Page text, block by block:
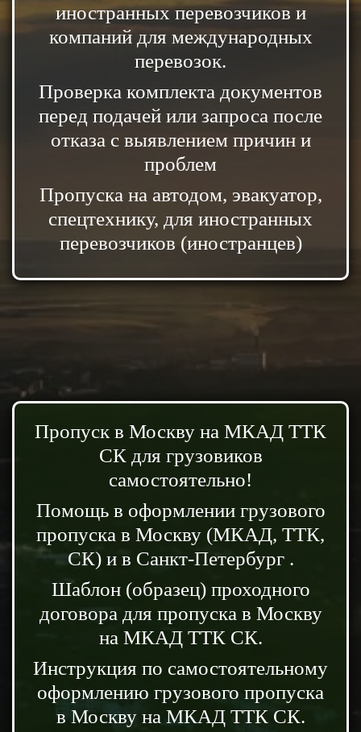
иностранных перевозчиков и
компаний для международных
перевозок.
Проверка комплекта документов
перед подачей или запроса после
отказа с выявлением причин и
проблем
Пропуска на автодом, эвакуатор,
спецтехнику, для иностранных
перевозчиков (иностранцев)
Пропуск в Москву на МКАД ТТК
СК для грузовиков
самостоятельно!
Помощь в оформлении грузового
пропуска в Москву (МКАД, ТТК,
СК) и в Санкт-Петербург .
Шаблон (образец) проходного
договора для пропуска в Москву
на МКАД ТТК СК.
Инструкция по самостоятельному
оформлению грузового пропуска
в Москву на МКАД ТТК СК.